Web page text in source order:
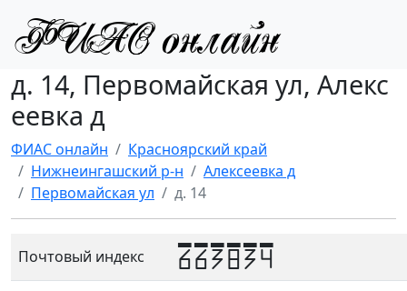
д. 14, Первомайская ул, Алекс
еевка д
ФИАС онлайн
Красноярский край
Нижнеингашский р-н
Алексеевка д
Первомайская ул
д. 14
Почтовый индекс 663834